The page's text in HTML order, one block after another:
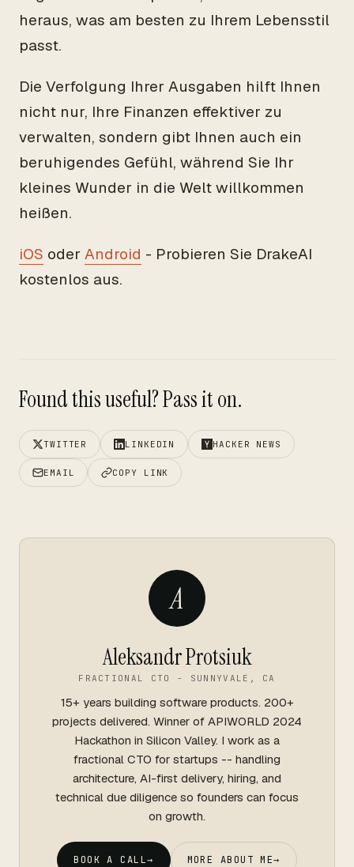
heraus, was am besten zu Ihrem Lebensstil
passt.
Die Verfolgung Ihrer Ausgaben hilft Ihnen
nicht nur, Ihre Finanzen effektiver zu
verwalten, sondern gibt Ihnen auch ein
beruhigendes Gefühl, während Sie Ihr
kleines Wunder in die Welt willkommen
heißen.
iOS oder Android - Probieren Sie DrakeAI
kostenlos aus.
Found this useful? Pass it on.
TWITTER LINKEDIN HACKER NEWS
EMAIL COPY LINK
A
Aleksandr Protsiuk
FRACTIONAL CTO - SUNNYVALE, CA
15+ years building software products. 200+
projects delivered. Winner of APIWORLD 2024
Hackathon in Silicon Valley. I work as a
fractional CTO for startups -- handling
architecture, AI-first delivery, hiring, and
technical due diligence so founders can focus
on growth.
BOOK A CALL→ MORE ABOUT ME→